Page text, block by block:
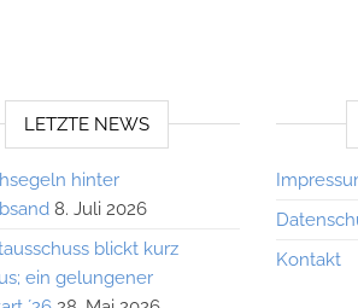
LETZTE NEWS
hinter
8. Juli 2026
blickt kurz
ein gelungener
Kontakt